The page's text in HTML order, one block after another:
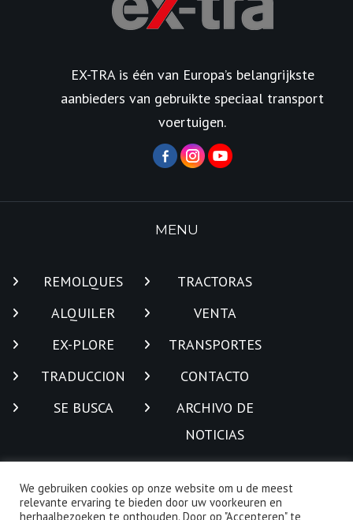
EX-TRA is één van Europa’s belangrijkste
aanbieders van gebruikte speciaal transport
voertuigen.
MENU
REMOLQUES
TRACTORAS
ALQUILER
VENTA
EX-PLORE
TRANSPORTES
TRADUCCION
CONTACTO
SE BUSCA
ARCHIVO DE
NOTICIAS
CONTACT
We gebruiken cookies op onze website om u de meest
relevante ervaring te bieden door uw voorkeuren en
herhaalbezoeken te onthouden. Door op "Accepteren" te